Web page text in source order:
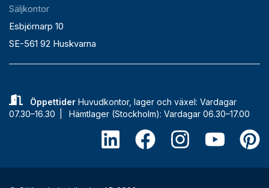
Säljkontor
Esbjörnarp 10
SE-561 92 Huskvarna
ÖppettiderHuvudkontor, lager och växel: Vardagar
07.30–16.30 | Hämtlager (Stockholm): Vardagar 06.30–17.00